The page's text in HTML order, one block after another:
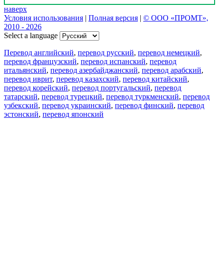
наверх
Условия использования | Полная версия | © ООО «ПРОМТ»,
2010 - 2026
Select a language
Перевод английский, перевод русский, перевод немецкий,
перевод французский, перевод испанский, перевод
итальянский, перевод азербайджанский, перевод арабский,
перевод иврит, перевод казахский, перевод китайский,
перевод корейский, перевод португальский, перевод
татарский, перевод турецкий, перевод туркменский, перевод
узбекский, перевод украинский, перевод финский, перевод
эстонский, перевод японский